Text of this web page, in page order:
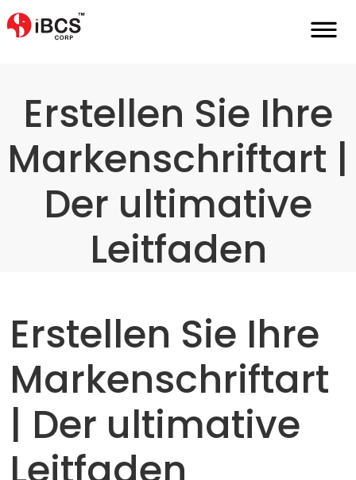
Erstellen Sie Ihre
Markenschriftart |
Der ultimative
Leitfaden
Home
Maßgeschneidertes-Branding
Markenschriftart
Erstellen Sie Ihre
Markenschriftart
| Der ultimative